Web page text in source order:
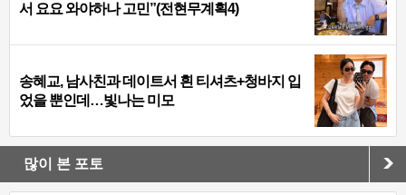
서 요요 와야하나 고민”(전현무계획4)
송혜교, 남사친과 데이트서 흰 티셔츠+청바지 입
었을 뿐인데…빛나는 미모
많이 본 포토